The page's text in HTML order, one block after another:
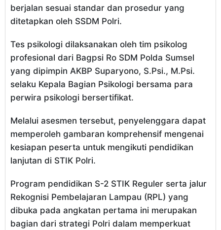
berjalan sesuai standar dan prosedur yang
ditetapkan oleh SSDM Polri.
Tes psikologi dilaksanakan oleh tim psikolog
profesional dari Bagpsi Ro SDM Polda Sumsel
yang dipimpin AKBP Suparyono, S.Psi., M.Psi.
selaku Kepala Bagian Psikologi bersama para
perwira psikologi bersertifikat.
Melalui asesmen tersebut, penyelenggara dapat
memperoleh gambaran komprehensif mengenai
kesiapan peserta untuk mengikuti pendidikan
lanjutan di STIK Polri.
Program pendidikan S-2 STIK Reguler serta jalur
Rekognisi Pembelajaran Lampau (RPL) yang
dibuka pada angkatan pertama ini merupakan
bagian dari strategi Polri dalam memperkuat